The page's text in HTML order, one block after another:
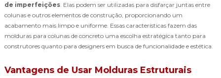
de imperfeições . Elas podem ser utilizadas para disfarçar juntas entre
colunas e outros elementos de construção, proporcionando um
acabamento mais limpo e uniforme. Essas características fazem das
molduras para colunas de concreto uma escolha estratégica tanto para
construtores quanto para designers em busca de funcionalidade e estética.
Vantagens de Usar Molduras Estruturais